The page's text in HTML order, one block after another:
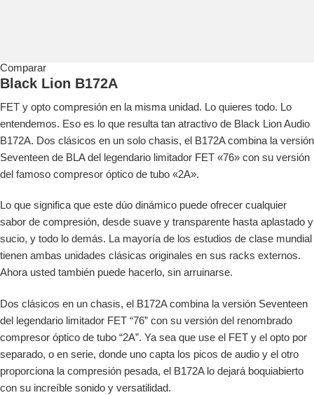
Comparar
Black Lion B172A
FET y opto compresión en la misma unidad. Lo quieres todo. Lo
entendemos. Eso es lo que resulta tan atractivo de Black Lion Audio
B172A. Dos clásicos en un solo chasis, el B172A combina la versión
Seventeen de BLA del legendario limitador FET «76» con su versión
del famoso compresor óptico de tubo «2A».
Lo que significa que este dúo dinámico puede ofrecer cualquier
sabor de compresión, desde suave y transparente hasta aplastado y
sucio, y todo lo demás. La mayoría de los estudios de clase mundial
tienen ambas unidades clásicas originales en sus racks externos.
Ahora usted también puede hacerlo, sin arruinarse.
Dos clásicos en un chasis, el B172A combina la versión Seventeen
del legendario limitador FET “76” con su versión del renombrado
compresor óptico de tubo “2A”. Ya sea que use el FET y el opto por
separado, o en serie, donde uno capta los picos de audio y el otro
proporciona la compresión pesada, el B172A lo dejará boquiabierto
con su increíble sonido y versatilidad.